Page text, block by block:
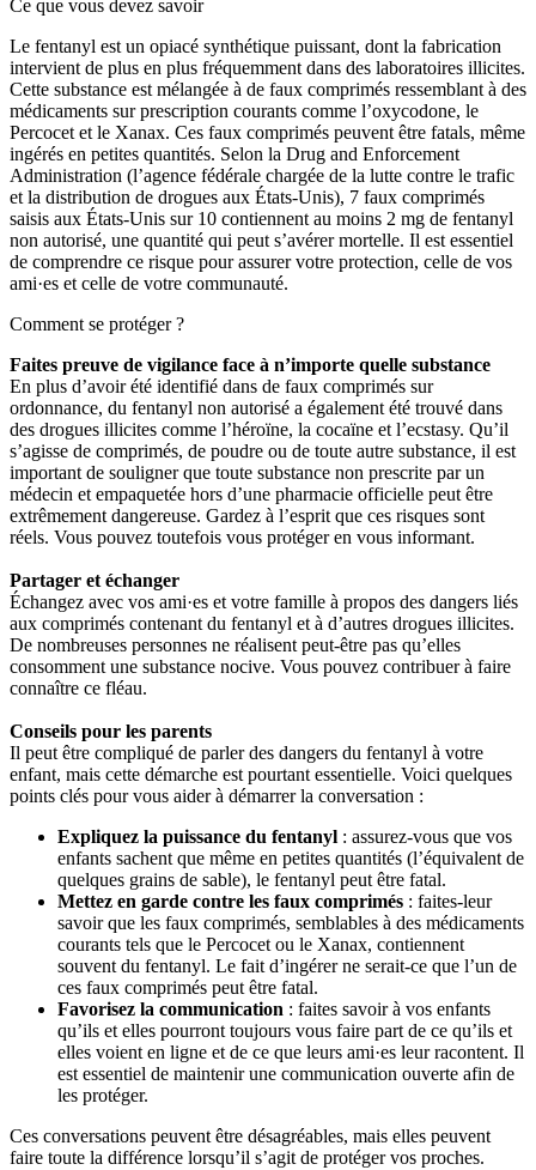
Ce que vous devez savoir
Le fentanyl est un opiacé synthétique puissant, dont la fabrication
intervient de plus en plus fréquemment dans des laboratoires illicites.
Cette substance est mélangée à de faux comprimés ressemblant à des
médicaments sur prescription courants comme l’oxycodone, le
Percocet et le Xanax. Ces faux comprimés peuvent être fatals, même
ingérés en petites quantités. Selon la Drug and Enforcement
Administration (l’agence fédérale chargée de la lutte contre le trafic
et la distribution de drogues aux États-Unis), 7 faux comprimés
saisis aux États-Unis sur 10 contiennent au moins 2 mg de fentanyl
non autorisé, une quantité qui peut s’avérer mortelle. Il est essentiel
de comprendre ce risque pour assurer votre protection, celle de vos
ami·es et celle de votre communauté.
Comment se protéger ?
Faites preuve de vigilance face à n’importe quelle substance
En plus d’avoir été identifié dans de faux comprimés sur
ordonnance, du fentanyl non autorisé a également été trouvé dans
des drogues illicites comme l’héroïne, la cocaïne et l’ecstasy. Qu’il
s’agisse de comprimés, de poudre ou de toute autre substance, il est
important de souligner que toute substance non prescrite par un
médecin et empaquetée hors d’une pharmacie officielle peut être
extrêmement dangereuse. Gardez à l’esprit que ces risques sont
réels. Vous pouvez toutefois vous protéger en vous informant.
Partager et échanger
Échangez avec vos ami·es et votre famille à propos des dangers liés
aux comprimés contenant du fentanyl et à d’autres drogues illicites.
De nombreuses personnes ne réalisent peut-être pas qu’elles
consomment une substance nocive. Vous pouvez contribuer à faire
connaître ce fléau.
Conseils pour les parents
Il peut être compliqué de parler des dangers du fentanyl à votre
enfant, mais cette démarche est pourtant essentielle. Voici quelques
points clés pour vous aider à démarrer la conversation :
Expliquez la puissance du fentanyl : assurez-vous que vos
enfants sachent que même en petites quantités (l’équivalent de
quelques grains de sable), le fentanyl peut être fatal.
Mettez en garde contre les faux comprimés : faites-leur
savoir que les faux comprimés, semblables à des médicaments
courants tels que le Percocet ou le Xanax, contiennent
souvent du fentanyl. Le fait d’ingérer ne serait-ce que l’un de
ces faux comprimés peut être fatal.
Favorisez la communication : faites savoir à vos enfants
qu’ils et elles pourront toujours vous faire part de ce qu’ils et
elles voient en ligne et de ce que leurs ami·es leur racontent. Il
est essentiel de maintenir une communication ouverte afin de
les protéger.
Ces conversations peuvent être désagréables, mais elles peuvent
faire toute la différence lorsqu’il s’agit de protéger vos proches.